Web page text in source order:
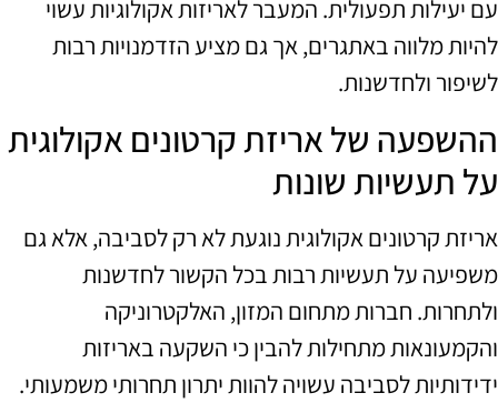
עם יעילות תפעולית. המעבר לאריזות אקולוגיות עשוי
להיות מלווה באתגרים, אך גם מציע הזדמנויות רבות
לשיפור ולחדשנות.
ההשפעה של אריזת קרטונים אקולוגית
על תעשיות שונות
אריזת קרטונים אקולוגית נוגעת לא רק לסביבה, אלא גם
משפיעה על תעשיות רבות בכל הקשור לחדשנות
ולתחרות. חברות מתחום המזון, האלקטרוניקה
והקמעונאות מתחילות להבין כי השקעה באריזות
ידידותיות לסביבה עשויה להוות יתרון תחרותי משמעותי.